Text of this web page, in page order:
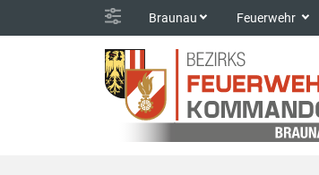
Braunau Feuerwehr